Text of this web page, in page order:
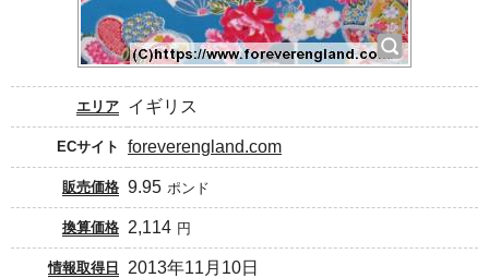
エリア イギリス
ECサイト foreverengland.com
販売価格 9.95 ポンド
換算価格 2,114 円
情報取得日 2013年11月10日